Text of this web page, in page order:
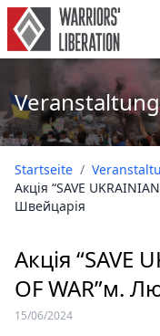
Startseite /
Акція “SAVE
Швейцарія
Акція “SAVE
OF WAR”м.
15/06/2024